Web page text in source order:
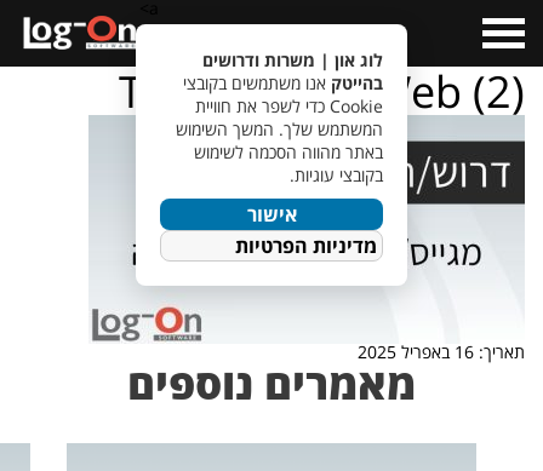
Menu
TempletJobsWeb (2)
תאריך: 16 באפריל 2025
מאמרים נוספים
לוג און | משרות ודרושים
בהייטק אנו משתמשים בקובצי
Cookie כדי לשפר את חוויית
המשתמש שלך. המשך השימוש
באתר מהווה הסכמה לשימוש
בקובצי עוגיות.
אישור
מדיניות הפרטיות